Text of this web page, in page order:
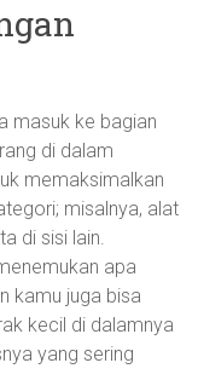
masuk ke bagian
di dalam
memaksimalkan
misalnya, alat
di sisi lain.
apa
kamu juga bisa
kecil di dalamnya
yang sering